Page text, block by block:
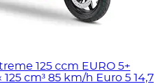
125 ccm EURO 5+
cm³ 85 km/h Euro 5 14,7